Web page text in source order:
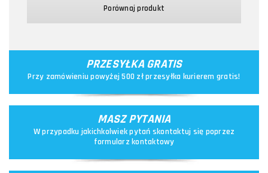
Porównaj produkt
PRZESYŁKA GRATIS
Przy zamówieniu powyżej 500 zł przesyłka kurierem gratis!
MASZ PYTANIA
W przypadku jakichkolwiek pytań skontaktuj się poprzez
formularz kontaktowy